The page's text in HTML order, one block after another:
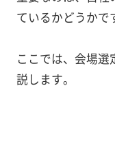
ているかどうかで
ここでは、会場
説します。